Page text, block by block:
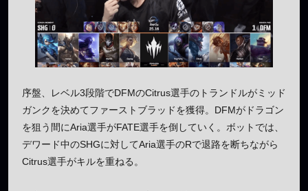
序盤、レベル3段階でDFMのCitrus選手のトランドルがミッド
ガンクを決めてファーストブラッドを獲得。DFMがドラゴン
を狙う間にAria選手がFATE選手を倒していく。ボットでは、
デワード中のSHGに対してAria選手のRで退路を断ちながら
Citrus選手がキルを重ねる。